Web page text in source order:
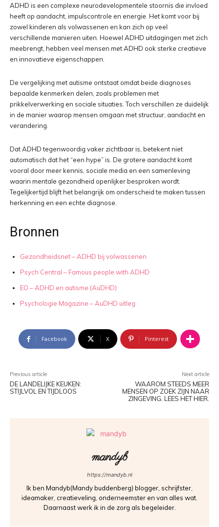
ADHD is een complexe neurodevelopmentele stoornis die invloed
heeft op aandacht, impulscontrole en energie. Het komt voor bij
zowel kinderen als volwassenen en kan zich op veel
verschillende manieren uiten. Hoewel ADHD uitdagingen met zich
meebrengt, hebben veel mensen met ADHD ook sterke creatieve
en innovatieve eigenschappen.
De vergelijking met autisme ontstaat omdat beide diagnoses
bepaalde kenmerken delen, zoals problemen met
prikkelverwerking en sociale situaties. Toch verschillen ze duidelijk
in de manier waarop mensen omgaan met structuur, aandacht en
verandering.
Dat ADHD tegenwoordig vaker zichtbaar is, betekent niet
automatisch dat het “een hype” is. De grotere aandacht komt
vooral door meer kennis, sociale media en een samenleving
waarin mentale gezondheid openlijker besproken wordt.
Tegelijkertijd blijft het belangrijk om onderscheid te maken tussen
herkenning en een echte diagnose.
Bronnen
Gezondheidsnet – ADHD bij volwassenen
Psych Central – Famous people with ADHD
EO – ADHD en autisme (AuDHD)
Psychologie Magazine – AuDHD uitleg
Facebook X Pinterest
Previous article
DE LANDELIJKE KEUKEN:
STIJLVOL EN TIJDLOOS
Next article
WAAROM STEEDS MEER
MENSEN OP ZOEK ZIJN NAAR
ZINGEVING. LEES HET HIER.
mandyb
https://mandyb.nl
Ik ben Mandyb(Mandy buddenberg) blogger, schrijfster,
ideamaker, creatieveling, onderneemster en van alles wat.
Daarnaast werk ik in de zorg als begeleider.